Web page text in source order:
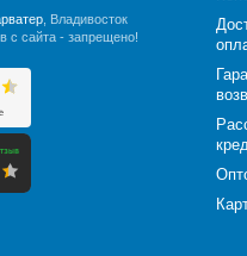
, Владивосток
с сайта - запрещено!